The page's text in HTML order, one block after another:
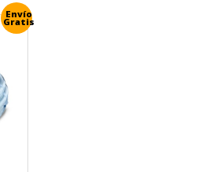
Envío
Gratis